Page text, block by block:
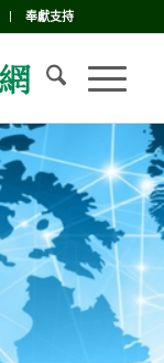
奉獻支持